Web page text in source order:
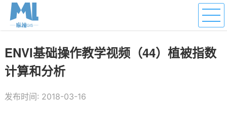
ENVI基础操作教学视频（44）植被指数
计算和分析
发布时间: 2018-03-16